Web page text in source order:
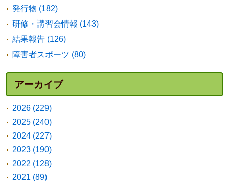
発行物 (182)
研修・講習会情報 (143)
結果報告 (126)
障害者スポーツ (80)
アーカイブ
2026 (229)
2025 (240)
2024 (227)
2023 (190)
2022 (128)
2021 (89)